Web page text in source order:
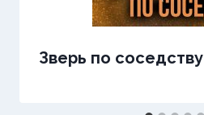
Зверь по соседству